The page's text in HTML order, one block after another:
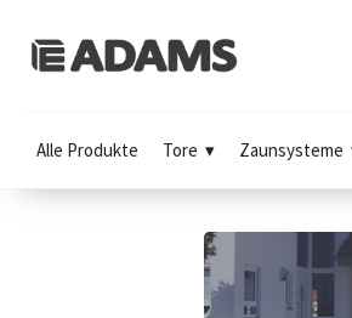
Alle Produkte Tore Zaunsysteme